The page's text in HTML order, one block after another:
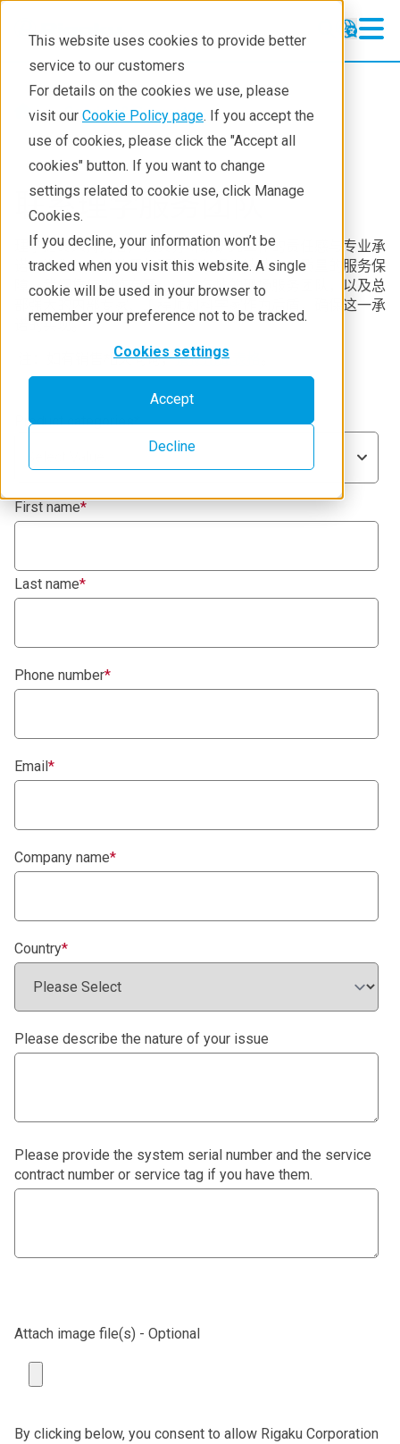
This website uses cookies to provide better
service to our customers
For details on the cookies we use, please
visit our Cookie Policy page. If you accept the
use of cookies, please click the "Accept all
cookies" button. If you want to change
settings related to cookie use, click Manage
Cookies.
If you decline, your information won’t be
tracked when you visit this website. A single
cookie will be used in your browser to
remember your preference not to be tracked.
Cookies settings
Accept
Decline
Service & Support
联系理学服务团队
理学始终秉持对客户及其分析或研究工作的责任感与专业承
诺，为您与您所使用的理学设备提供持续、高质量的服务保
障。我们凭借训练有素、遍布各地的现场服务团队，以及总
部强大的内部专家、工程师和科学家作为后盾，确保这一承
诺的实现。
注：如有销售相关问询，请使用此表格
Product categories*
First name*
Last name*
Phone number*
Email*
Company name*
Country*
Please describe the nature of your issue
Please provide the system serial number and the service
contract number or service tag if you have them.
Attach image file(s) - Optional
By clicking below, you consent to allow Rigaku Corporation